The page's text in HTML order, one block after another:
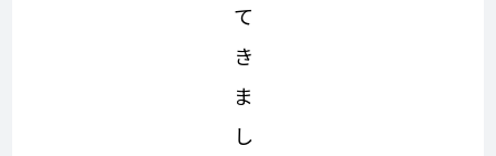
て
き
ま
し